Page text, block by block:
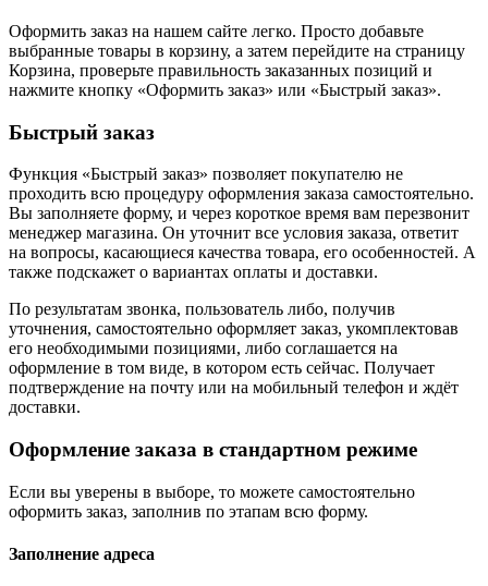
Оформить заказ на нашем сайте легко. Просто добавьте
выбранные товары в корзину, а затем перейдите на страницу
Корзина, проверьте правильность заказанных позиций и
нажмите кнопку «Оформить заказ» или «Быстрый заказ».
Быстрый заказ
Функция «Быстрый заказ» позволяет покупателю не
проходить всю процедуру оформления заказа самостоятельно.
Вы заполняете форму, и через короткое время вам перезвонит
менеджер магазина. Он уточнит все условия заказа, ответит
на вопросы, касающиеся качества товара, его особенностей. А
также подскажет о вариантах оплаты и доставки.
По результатам звонка, пользователь либо, получив
уточнения, самостоятельно оформляет заказ, укомплектовав
его необходимыми позициями, либо соглашается на
оформление в том виде, в котором есть сейчас. Получает
подтверждение на почту или на мобильный телефон и ждёт
доставки.
Оформление заказа в стандартном режиме
Если вы уверены в выборе, то можете самостоятельно
оформить заказ, заполнив по этапам всю форму.
Заполнение адреса